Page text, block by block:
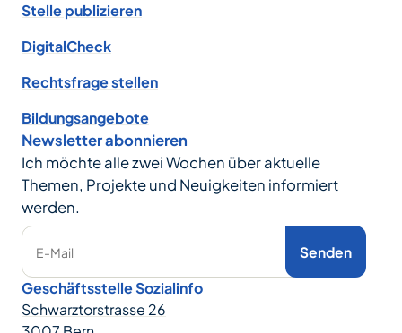
Stelle publizieren
DigitalCheck
Rechtsfrage stellen
Bildungsangebote
Newsletter abonnieren
Ich möchte alle zwei Wochen über aktuelle
Themen, Projekte und Neuigkeiten informiert
werden.
E-Mail Senden
Geschäftsstelle Sozialinfo
Schwarztorstrasse 26